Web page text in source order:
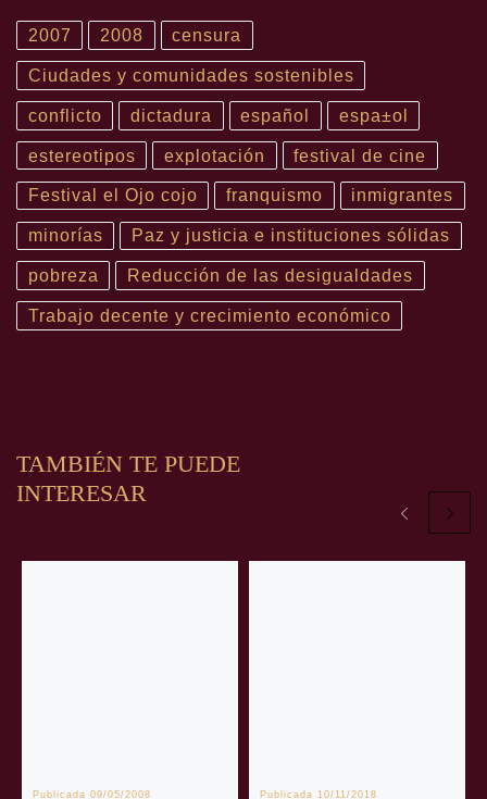
2007 2008 censura
Ciudades y comunidades sostenibles
conflicto dictadura español espa±ol
estereotipos explotación festival de cine
Festival el Ojo cojo franquismo inmigrantes
minorías Paz y justicia e instituciones sólidas
pobreza Reducción de las desigualdades
Trabajo decente y crecimiento económico
TAMBIÉN TE PUEDE
INTERESAR
Publicada09/05/2008 Publicada 10/11/2018